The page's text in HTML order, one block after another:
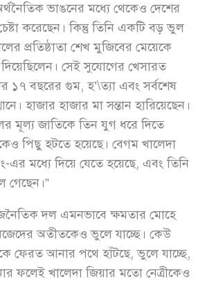
ভাঙনের মধ্যে থেকেও দেশের
করেছেন। কিন্তু তিনি একটি বড় ভুল
প্রতিষ্ঠাতা শেখ মুজিবের মেয়েকে
সেই সুযোগের খেসারত
১৭ বছরের গুম, হ’\ত্যা এবং সর্বশেষ
হাজার হাজার মা সন্তান হারিয়েছেন।
মূল্য জাতিকে তিন যুগ ধরে দিতে
পিছু হটতে হয়েছে। বেগম খালেদা
এর মধ্যে দিয়ে যেতে হয়েছে, এবং তিনি
গেছেন।”
দল এমনভাবে ক্ষমতার মোহে
অতীতকেও ভুলে যাচ্ছে। কেউ
ফেরত আনার পথে হাঁটছে, ভুলে যাচ্ছে,
ফলেই খালেদা জিয়ার মতো নেত্রীকেও